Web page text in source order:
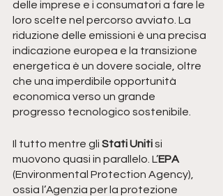
delle imprese e i consumatori a fare le
loro scelte nel percorso avviato. La
riduzione delle emissioni è una precisa
indicazione europea e la transizione
energetica è un dovere sociale, oltre
che una imperdibile opportunità
economica verso un grande
progresso tecnologico sostenibile.
Il tutto mentre gli Stati Uniti si
muovono quasi in parallelo. L’EPA
(Environmental Protection Agency),
ossia l’Agenzia per la protezione